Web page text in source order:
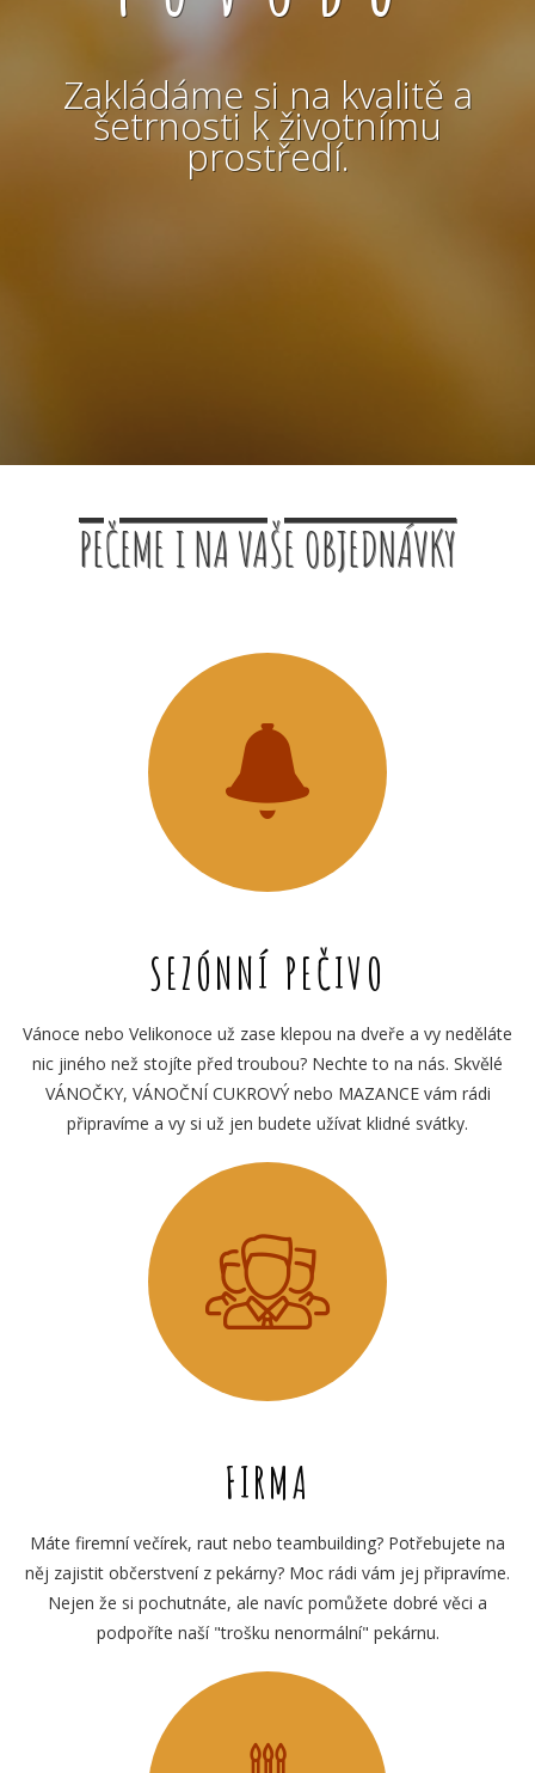
Zakládáme si na kvalitě a
šetrnosti k životnímu
prostředí.
PEČEME I NA VAŠE OBJEDNÁVKY
SEZÓNNÍ PEČIVO
Vánoce nebo Velikonoce už zase klepou na dveře a vy neděláte
nic jiného než stojíte před troubou? Nechte to na nás. Skvělé
VÁNOČKY, VÁNOČNÍ CUKROVÝ nebo MAZANCE vám rádi
připravíme a vy si už jen budete užívat klidné svátky.
FIRMA
Máte firemní večírek, raut nebo teambuilding? Potřebujete na
něj zajistit občerstvení z pekárny? Moc rádi vám jej připravíme.
Nejen že si pochutnáte, ale navíc pomůžete dobré věci a
podpoříte naší "trošku nenormální" pekárnu.